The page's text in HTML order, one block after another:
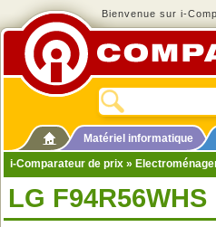
Bienvenue sur i-
Matériel informatique
i-Comparateur de prix »
LG F94R56WHS